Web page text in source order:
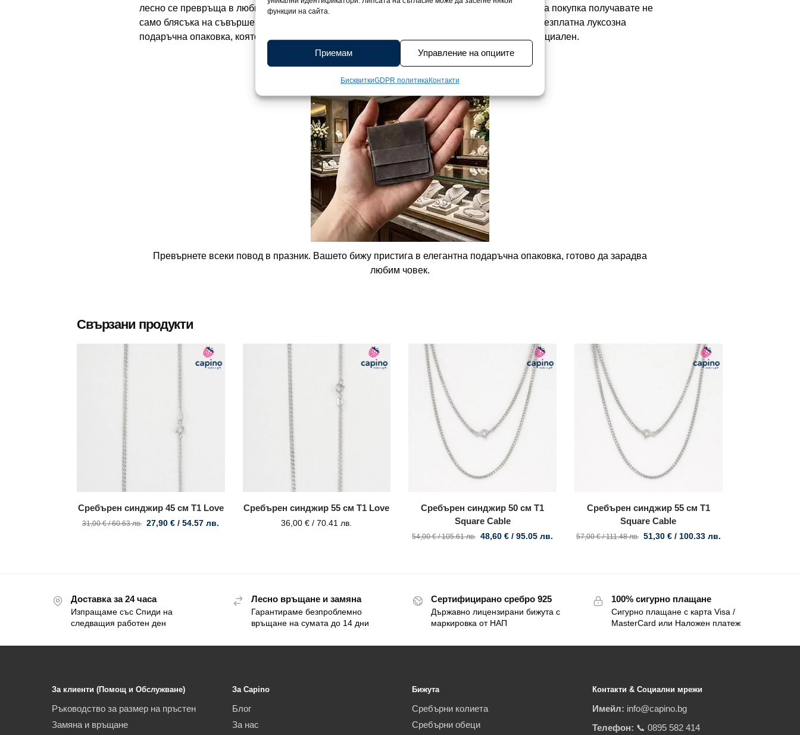
функции на сайта.
Приемам Управление на опциите
БисквиткиGDPR политикаКонтакти
лесно се превръща в любимо допълнение към всяка визия – семпло, но с характер. С всяка покупка получавате не
само блясъка на съвършеното сребро, но и сертификат за качество на проба 925, както и безплатна луксозна
подаръчна опаковка, която превръща синджира в изискан подарък за Вас или за някой специален.
Превърнете всеки повод в празник. Вашето бижу пристига в елегантна подаръчна опаковка, готово да зарадва
любим човек.
Свързани продукти
Сребърен синджир 45 см T1 Love
31,00€ / 60.63 лв. 27,90€ / 54.57 лв.
Сребърен синджир 55 см T1 Love
36,00€ / 70.41 лв.
Сребърен синджир 50 см T1
Square Cable
54,00€ / 105.61 лв. 48,60€ / 95.05 лв.
Сребърен синджир 55 см T1
Square Cable
57,00€ / 111.48 лв. 51,30 € / 100.33 лв.
Доставка за 24 часа
Изпращаме със Спиди на
следващия работен ден
Лесно връщане и замяна
Гарантираме безпроблемно
връщане на сумата до 14 дни
Сертифицирано сребро 925
Държавно лицензирани бижута с
маркировка от НАП
100% сигурно плащане
Сигурно плащане с карта Visa /
MasterCard или Наложен платеж
За клиенти (Помощ и Обслужване)
Ръководство за размер на пръстен
Замяна и връщане
За Capino
Блог
За нас
Бижута
Сребърни колиета
Сребърни обеци
Контакти & Социални мрежи
Имейл: info@capino.bg
Телефон: 📞 0895 582 414